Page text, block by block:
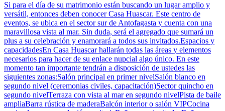
Si para el día de su matrimonio están buscando un lugar amplio y
versátil, entonces deben conocer Casa Huascar. Este centro de
eventos, se ubica en el sector sur de Antofagasta y cuenta con una
maravillosa vista al mar. Sin duda, será el agregado que sumará un
plus a su celebración y enamorará a todos sus invitados.Espacios y
capacidadesEn Casa Huascar hallarán todas las áreas y elementos
necesarios para hacer de su enlace nupcial algo único. En este
momento tan importante tendrán a disposición de ustedes las
siguientes zonas:Salón principal en primer nivelSalón blanco en
segundo nivel (ceremonias civiles, capacitación)Sector quincho en
segundo nivelTerraza con vista al mar en segundo nivelPista de baile
ampliaBarra rústica de maderaBalcón interior o salón VIPCocina